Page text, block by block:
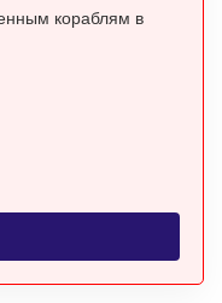
кораблям в